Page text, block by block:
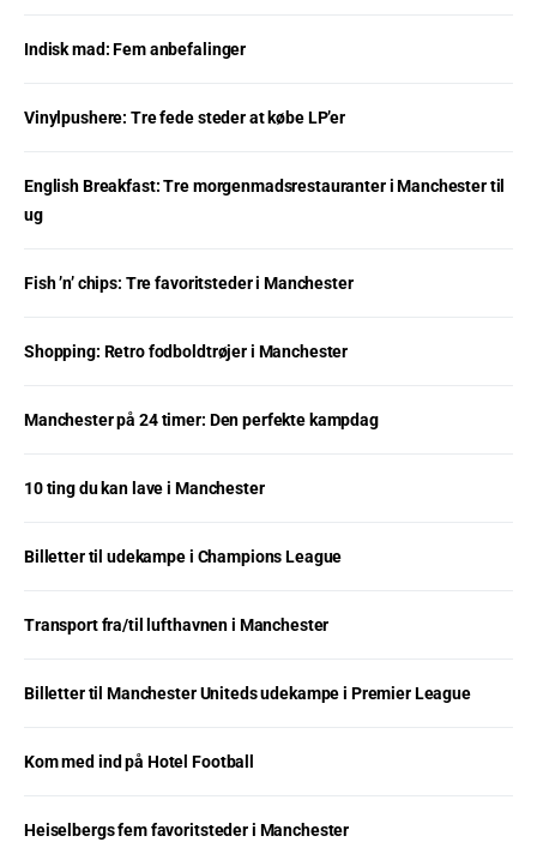
Indisk mad: Fem anbefalinger
Vinylpushere: Tre fede steder at købe LP’er
English Breakfast: Tre morgenmadsrestauranter i Manchester til
ug
Fish ’n’ chips: Tre favoritsteder i Manchester
Shopping: Retro fodboldtrøjer i Manchester
Manchester på 24 timer: Den perfekte kampdag
10 ting du kan lave i Manchester
Billetter til udekampe i Champions League
Transport fra/til lufthavnen i Manchester
Billetter til Manchester Uniteds udekampe i Premier League
Kom med ind på Hotel Football
Heiselbergs fem favoritsteder i Manchester